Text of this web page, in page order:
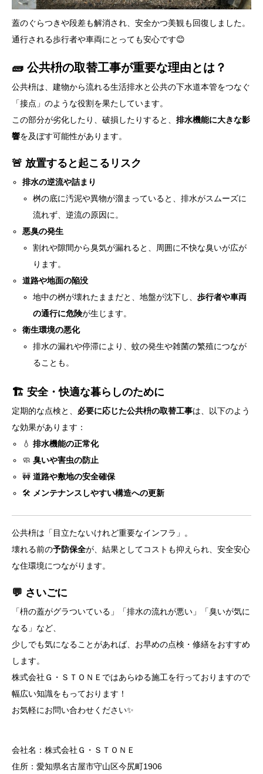
蓋のぐらつきや段差も解消され、安全かつ美観も回復しました。
通行される歩行者や車両にとっても安心です😊
🧱 公共枡の取替工事が重要な理由とは？
公共枡は、建物から流れる生活排水と公共の下水道本管をつなぐ
「接点」のような役割を果たしています。
この部分が劣化したり、破損したりすると、 排水機能に大きな影
響を及ぼす可能性があります。
🚨 放置すると起こるリスク
排水の逆流や詰まり
桝の底に汚泥や異物が溜まっていると、排水がスムーズに
流れず、逆流の原因に。
悪臭の発生
割れや隙間から臭気が漏れると、周囲に不快な臭いが広が
ります。
道路や地面の陥没
地中の桝が壊れたままだと、地盤が沈下し、歩行者や車両
の通行に危険が生じます。
衛生環境の悪化
排水の漏れや停滞により、蚊の発生や雑菌の繁殖につなが
ることも。
🏗 安全・快適な暮らしのために
定期的な点検と、 必要に応じた公共枡の取替工事は、以下のよう
な効果があります：
💧排水機能の正常化
🧼臭いや害虫の防止
🚧道路や敷地の安全確保
🛠 メンテナンスしやすい構造への更新
公共枡は「目立たないけれど重要なインフラ」。
壊れる前の予防保全が、結果としてコストも抑えられ、安全安心
な住環境につながります。
💬 さいごに
「枡の蓋がグラついている」「排水の流れが悪い」「臭いが気に
なる」など、
少しでも気になることがあれば、お早めの点検・修繕をおすすめ
します。
株式会社Ｇ・ＳＴＯＮＥではあらゆる施工を行っておりますので
幅広い知識をもっております！
お気軽にお問い合わせください✨
会社名：株式会社Ｇ・ＳＴＯＮＥ
住所：愛知県名古屋市守山区今尻町1906